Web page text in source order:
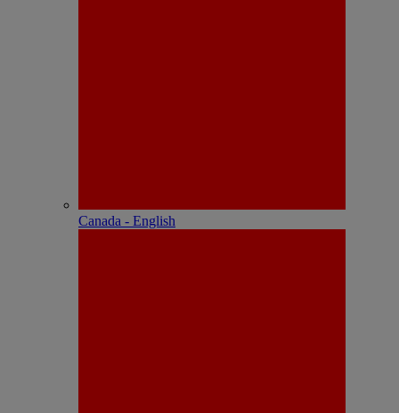
Canada - English